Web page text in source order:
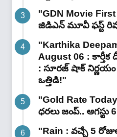
"GDN Movie
జిడిఎన్ మూవీ ఫ‌స్ట్
"Karthika
August 06 : కార్తీక
: సూరజ్ షాక్ నిర్ణయం
ఒత్తిడి!"
"Gold Rate
ధరలు జంప్.. ఆగస్టు
"Rain : వచ్చే 5